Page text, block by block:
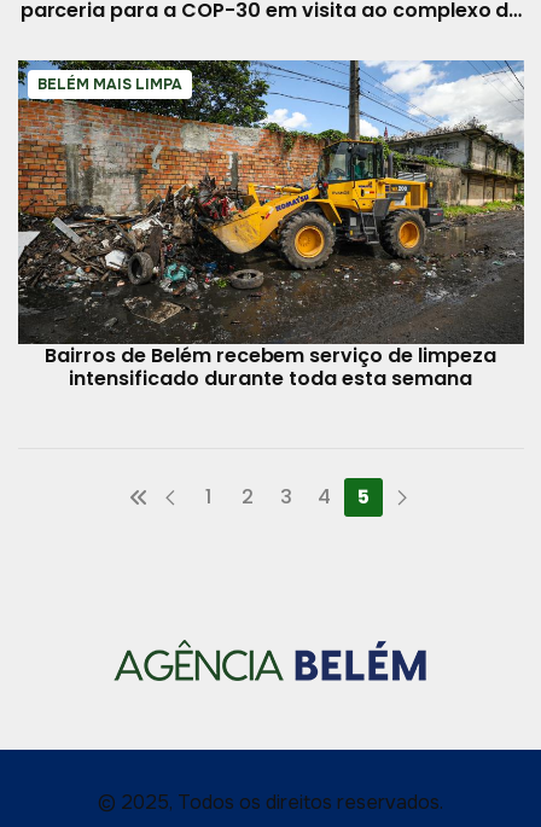
parceria para a COP-30 em visita ao complexo de
BELÉM MAIS LIMPA
Bairros de Belém recebem serviço de limpeza
intensificado durante toda esta semana
1 2 3 4 5
© 2025, Todos os direitos reservados.